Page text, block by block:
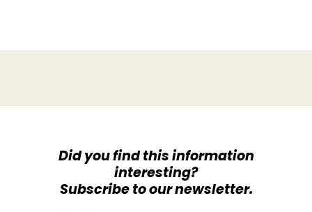
Did you find this information
interesting?
Subscribe to our newsletter.